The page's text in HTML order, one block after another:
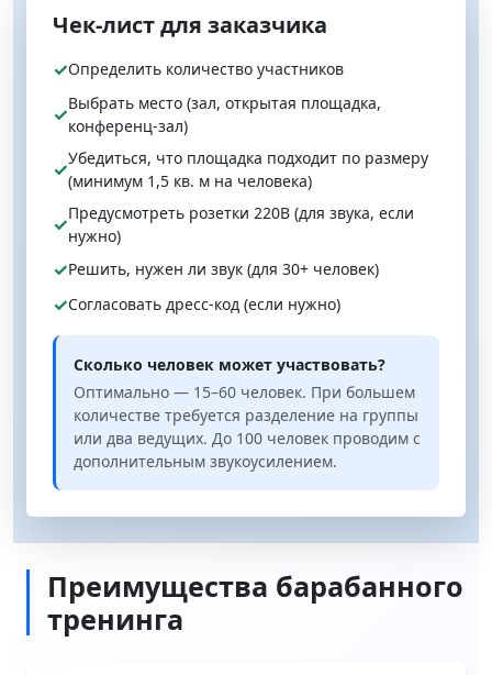
Чек‑лист для заказчика
✓Определить количество участников
✓Выбрать место (зал, открытая площадка,
конференц-зал)
✓Убедиться, что площадка подходит по размеру
(минимум 1,5 кв. м на человека)
✓Предусмотреть розетки 220В (для звука, если
нужно)
✓Решить, нужен ли звук (для 30+ человек)
✓Согласовать дресс-код (если нужно)
Сколько человек может участвовать?
Оптимально — 15–60 человек. При большем
количестве требуется разделение на группы
или два ведущих. До 100 человек проводим с
дополнительным звукоусилением.
Преимущества барабанного
тренинга